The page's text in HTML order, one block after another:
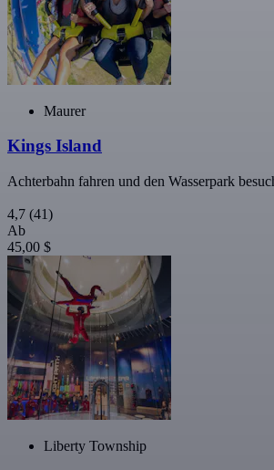
Maurer
Kings Island
Achterbahn fahren und den Wasserpark
4,7 (41)
Ab
45,00 $
Liberty Township